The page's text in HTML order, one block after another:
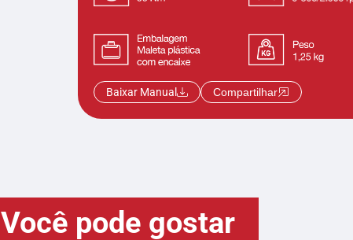
Baixar Manual Compartilhar
Você pode gostar